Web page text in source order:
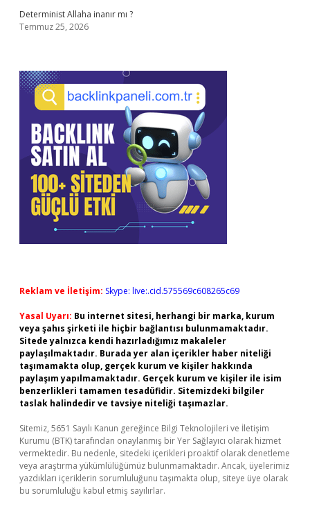
Determinist Allaha inanır mı ?
Temmuz 25, 2026
Reklam ve İletişim: Skype: live:.cid.575569c608265c69
Yasal Uyarı: Bu internet sitesi, herhangi bir marka, kurum
veya şahıs şirketi ile hiçbir bağlantısı bulunmamaktadır.
Sitede yalnızca kendi hazırladığımız makaleler
paylaşılmaktadır. Burada yer alan içerikler haber niteliği
taşımamakta olup, gerçek kurum ve kişiler hakkında
paylaşım yapılmamaktadır. Gerçek kurum ve kişiler ile isim
benzerlikleri tamamen tesadüfidir. Sitemizdeki bilgiler
taslak halindedir ve tavsiye niteliği taşımazlar.
Sitemiz, 5651 Sayılı Kanun gereğince Bilgi Teknolojileri ve İletişim
Kurumu (BTK) tarafından onaylanmış bir Yer Sağlayıcı olarak hizmet
vermektedir. Bu nedenle, sitedeki içerikleri proaktif olarak denetleme
veya araştırma yükümlülüğümüz bulunmamaktadır. Ancak, üyelerimiz
yazdıkları içeriklerin sorumluluğunu taşımakta olup, siteye üye olarak
bu sorumluluğu kabul etmiş sayılırlar.